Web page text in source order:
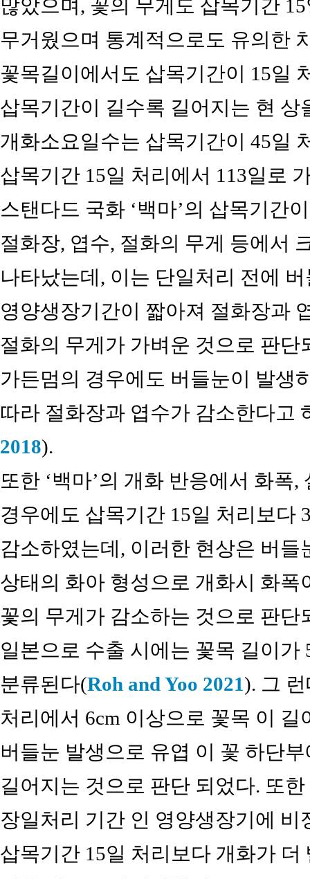
많았으며, 꽃의 무게도 삽목기간
무거웠으며 통계적으로도 유의한
꽃목길이에서도 삽목기간이 15일
삽목기간이 길수록 길어지는 현
개화소요일수는 삽목기간이 45일
삽목기간 15일 처리에서 113일로
스탠다드 국화 ‘백마’의 삽목기간
절화장, 엽수, 절화의 무게 등에서
나타났는데, 이는 단일처리 전에
영양생장기간이 짧아져 절화장과
절화의 무게가 가벼운 것으로 판단
가든멈의 경우에도 버들눈이 발생
따라 절화장과 엽수가 감소한다고
2018).
또한 ‘백마’의 개화 반응에서 화폭
경우에도 삽목기간 15일 처리보다
감소하였는데, 이러한 현상은 버
상태의 화아 형성으로 개화시 화
꽃의 무게가 감소하는 것으로 판
일본으로 수출 시에는 꽃목 길이가
분류된다(Roh and Yoo 2021). 그
처리에서 6cm 이상으로 꽃목 이
버들눈 발생으로 유엽 이 꽃 하단
길어지는 것으로 판단 되었다. 또
장일처리 기간 인 영양생장기에
삽목기간 15일 처리보다 개화가